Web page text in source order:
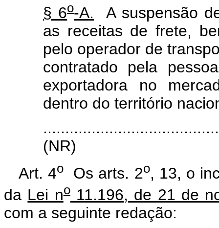
§ 6o-A. A suspensão
as receitas de frete,
pelo operador de
contratado pela
exportadora no
dentro do território
(NR)
Art. 4o Os arts. 2o, 13, o
da Lei no11.196, de 21 de
com a seguinte redação: